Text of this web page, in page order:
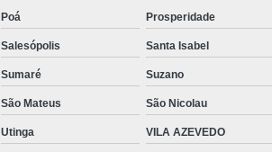
Medidor de Vazão
Medidor de Vazão para
Medidor Vazão de Laticínio
Medidor Vazão para Laticínio
Medidor de Vazão
Poá Prosperidade
Salesópolis Santa Isabel
Sumaré Suzano
São Mateus São Nicolau
Utinga VILA AZEVEDO